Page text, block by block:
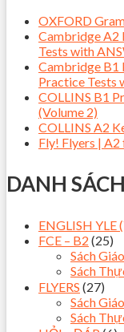
OXFORD
Cambridge A2
Tests with
Cambridge B1
Practice Tests
COLLINS B1
(Volume 2)
COLLINS A2
Fly! Flyers |
DANH
ENGLISH YLE
FCE – B2 (25)
Sách
Sách
FLYERS (27)
Sách
Sách